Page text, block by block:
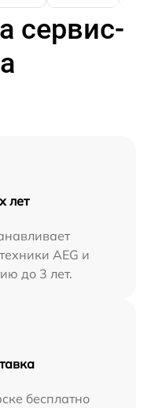
сервис-
лет
AEG и
до 3 лет.
бесплатно